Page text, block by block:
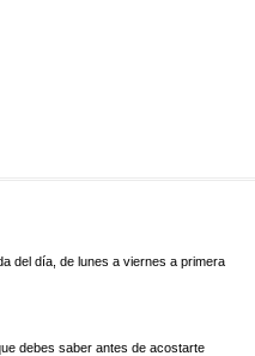
del día, de lunes a viernes a primera
debes saber antes de acostarte